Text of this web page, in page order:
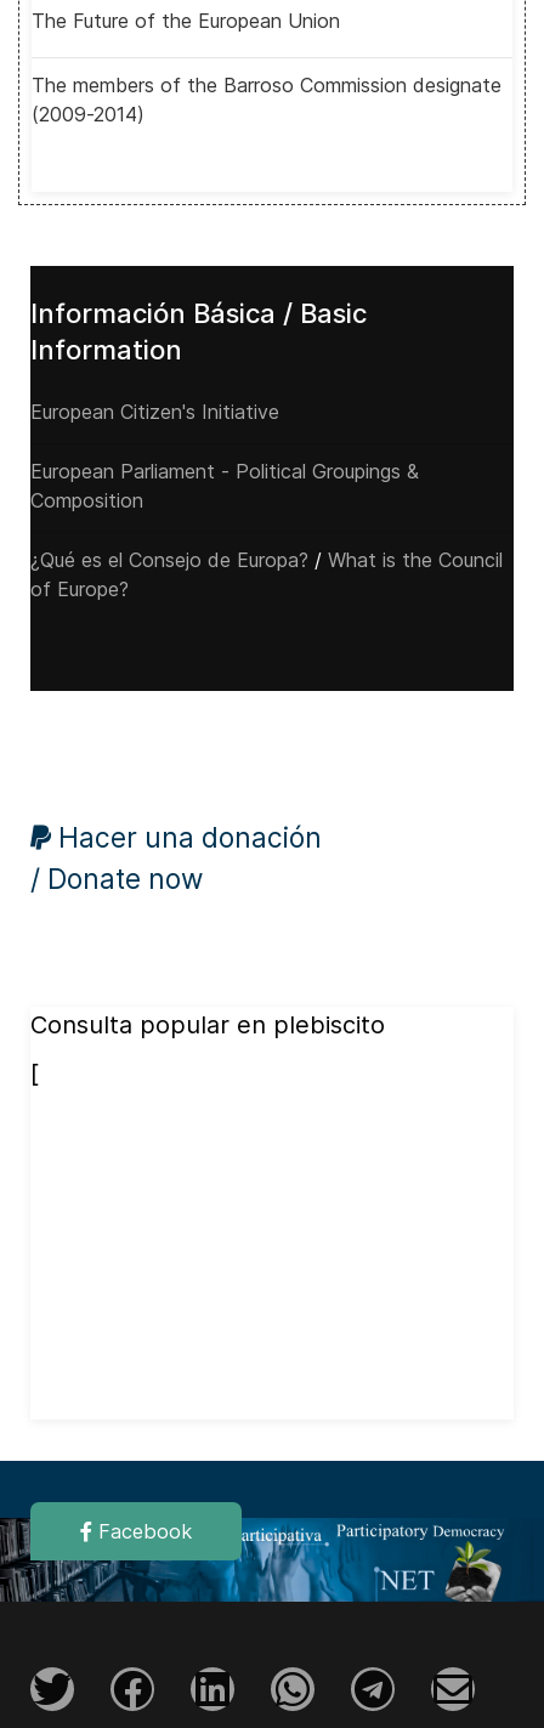
The Future of the European Union
The members of the Barroso Commission designate
(2009-2014)
Información Básica / Basic
Information
European Citizen's Initiative
European Parliament - Political Groupings &
Composition
¿Qué es el Consejo de Europa? / What is the Council
of Europe?
Hacer una donación
/ Donate now
Consulta popular en plebiscito
[
Facebook